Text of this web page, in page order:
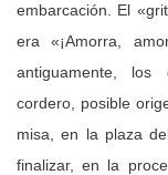
embarcación. El
era «¡Amorra,
antiguamente,
cordero, posible
misa, en la plaza
finalizar, en la